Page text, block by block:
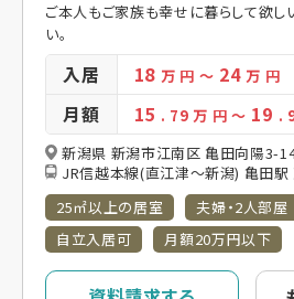
ご本人もご家族も幸せに暮らして欲
い。
入居 18万 円 ～ 24万 円
月額 15 . 79万 円 ～ 19 .
新潟県 新潟市江南区 亀田向陽3-
JR信越本線(直江津～新潟) 亀田
25㎡以上の居室
夫婦・2人部屋
自立入居可
月額20万円以下